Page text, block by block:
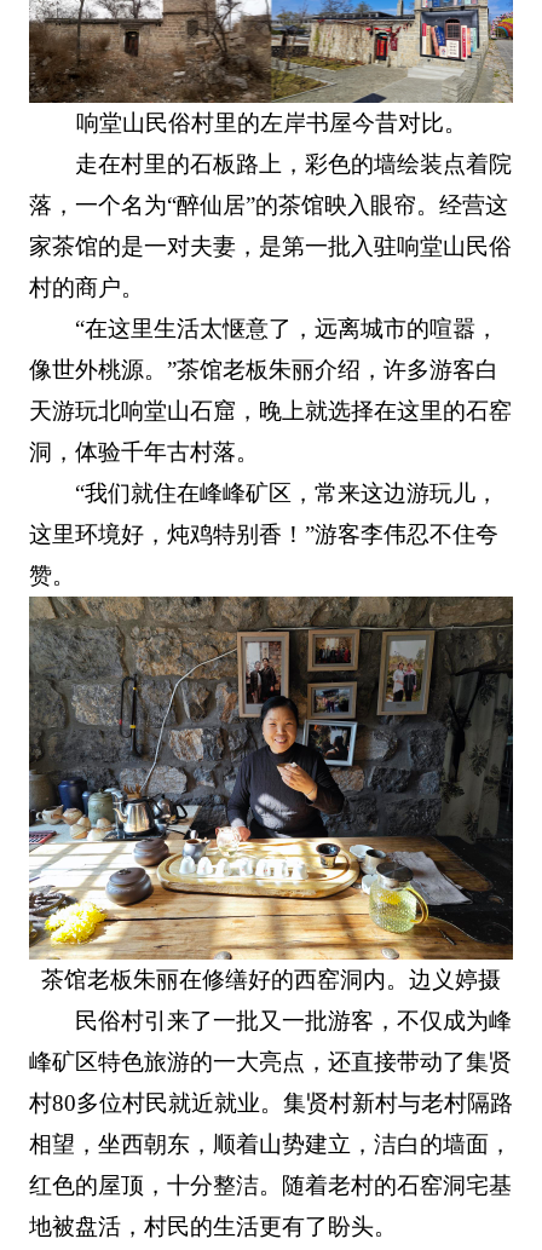
响堂山民俗村里的左岸书屋今昔对比。
走在村里的石板路上，彩色的墙绘装点着院
落，一个名为“醉仙居”的茶馆映入眼帘。经营这
家茶馆的是一对夫妻，是第一批入驻响堂山民俗
村的商户。
“在这里生活太惬意了，远离城市的喧嚣，
像世外桃源。”茶馆老板朱丽介绍，许多游客白
天游玩北响堂山石窟，晚上就选择在这里的石窑
洞，体验千年古村落。
“我们就住在峰峰矿区，常来这边游玩儿，
这里环境好，炖鸡特别香！”游客李伟忍不住夸
赞。
茶馆老板朱丽在修缮好的西窑洞内。边义婷摄
民俗村引来了一批又一批游客，不仅成为峰
峰矿区特色旅游的一大亮点，还直接带动了集贤
村80多位村民就近就业。集贤村新村与老村隔路
相望，坐西朝东，顺着山势建立，洁白的墙面，
红色的屋顶，十分整洁。随着老村的石窑洞宅基
地被盘活，村民的生活更有了盼头。